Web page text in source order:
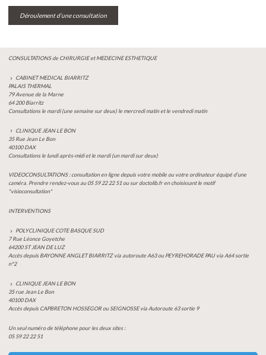
Déroulement d’une consultation
CONSULTATIONS de CHIRURGIE et MEDECINE ESTHETIQUE
CABINET MEDICAL BIARRITZ
PALAIS THERMAL
79 Avenue de la Marne
64 200 Biarritz
Consultations le mardi (une semaine sur deux) le mercredi matin et le vendredi matin
CLINIQUE JEAN LE BON
35 Rue Jean Le Bon
40100 DAX
Consultations le lundi après-midi et le mardi (un mardi sur deux)
VIDEOCONSULTATIONS : consultation en ligne depuis votre mobile ou votre ordinateur équipé d’une
caméra. Prendre rendez-vous au 05 59 22 22 51 ou sur doctolib.fr en choisissant le motif
"visioconsultation"
INTERVENTIONS
POLYCLINIQUE COTE BASQUE SUD
7 Rue Léonce Goyetche
64200 ST JEAN DE LUZ
Accès depuis BAYONNE ANGLET BIARRITZ via autoroute A63 ou PEYREHORADE PAU via A64 sortie
n°2
CLINIQUE JEAN LE BON
35 rue Jean Le Bon
40100 DAX
Accès depuis CAPBRETON HOSSEGOR ou SEIGNOSSE via Autoroute 63 sortie 9
Un seul numéro de téléphone pour les deux sites :
05 59 22 22 51